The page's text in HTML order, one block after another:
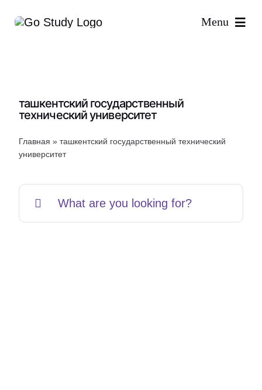
Menu
ташкентский государственный
технический университет
Главная » ташкентский государственный технический
университет
for: